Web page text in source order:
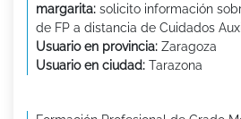
margarita: solicito información
de FP a distancia de Cuidados
Usuario en provincia: Zaragoza
Usuario en ciudad: Tarazona